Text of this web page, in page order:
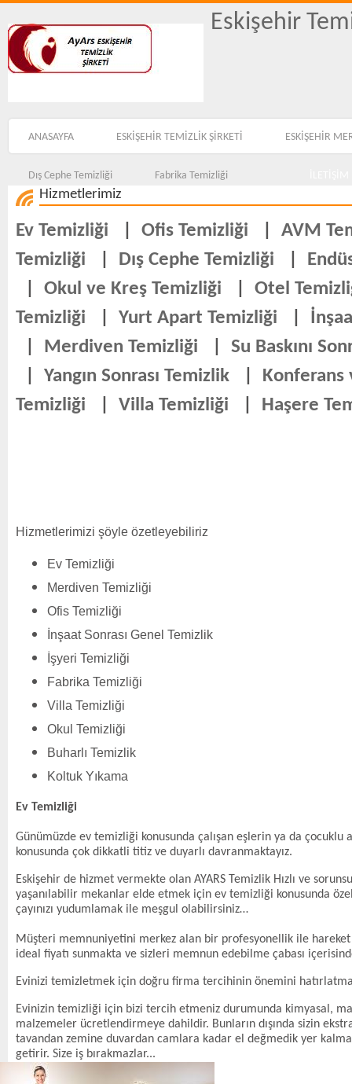
Eskişehir
ANASAYFA ESKİŞEHİR TEMİZLİK ŞİRKETİ ESKİŞEHİR
Dış Cephe Temizliği Fabrika Temizliği
Hizmetlerimiz
Ev Temizliği Ofis Temizliği
AVM
Temizliği
Dış Cephe Temizliği
Okul ve Kreş Temizliği
Otel
Temizliği
Yurt Apart Temizliği
Merdiven Temizliği
Su Baskını
Yangın Sonrası Temizlik
Konferans
Temizliği
Villa Temizliği Haşere
Hizmetlerimizi şöyle özetleyebiliriz
Ev Temizliği
Merdiven Temizliği
Ofis Temizliği
İnşaat Sonrası Genel Temizlik
İşyeri Temizliği
Fabrika Temizliği
Villa Temizliği
Okul Temizliği
Buharlı Temizlik
Koltuk Yıkama
Ev Temizliği
Günümüzde ev temizliği konusunda çalışan eşlerin ya da
konusunda çok dikkatli titiz ve duyarlı davranmaktayız.
Eskişehir de hizmet vermekte olan AYARS Temizlik Hızlı ve
yaşanılabilir mekanlar elde etmek için ev temizliği konusunda
çayınızı yudumlamak ile meşgul olabilirsiniz…
Müşteri memnuniyetini merkez alan bir profesyonellik ile
ideal fiyatı sunmakta ve sizleri memnun edebilme çabası
Evinizi temizletmek için doğru firma tercihinin önemini
Evinizin temizliği için bizi tercih etmeniz durumunda kimyasal,
malzemeler ücretlendirmeye dahildir. Bunların dışında sizin
tavandan zemine duvardan camlara kadar el değmedik yer
getirir. Size iş bırakmazlar...